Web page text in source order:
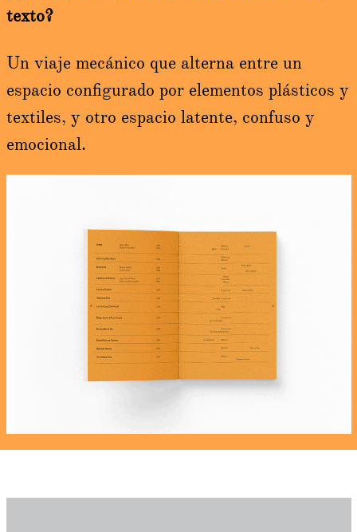
texto?
Un viaje mecánico que alterna entre un
espacio configurado por elementos plásticos y
textiles, y otro espacio latente, confuso y
emocional.